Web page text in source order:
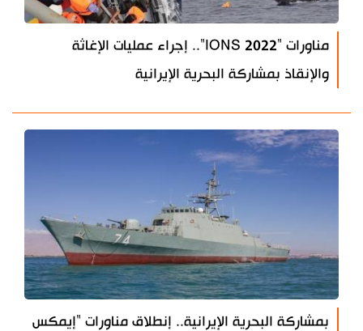
مناورات "IONS 2022".. إجراء عمليات الإغاثة
والإنقاذ بمشاركة البحرية الإيرانية
بمشاركة البحرية الإيرانية.. إنطلاق مناورات "إيمكس